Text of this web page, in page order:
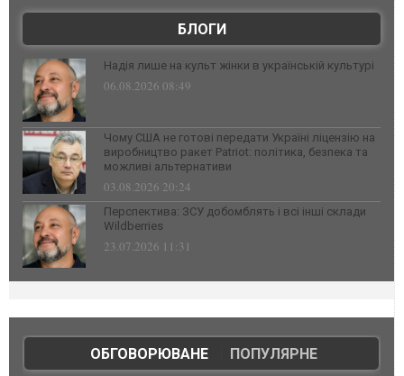
БЛОГИ
Надія лише на культ жінки в українській культурі
06.08.2026 08:49
Чому США не готові передати Україні ліцензію на
виробництво ракет Patriot: політика, безпека та
можливі альтернативи
03.08.2026 20:24
Перспектива: ЗСУ добомблять і всі інші склади
Wildberries
23.07.2026 11:31
ОБГОВОРЮВАНЕ| ПОПУЛЯРНЕ